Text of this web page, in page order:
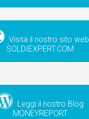
Visita il nostro sito web
SOLDIEXPERT.COM
Leggi il nostro Blog
MONEYREPORT